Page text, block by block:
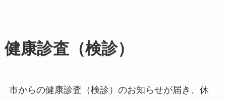
健康診査（検診）
市からの健康診査（検診）のお知らせが届き、休